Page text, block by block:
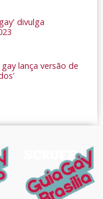
divulga
lança versão de